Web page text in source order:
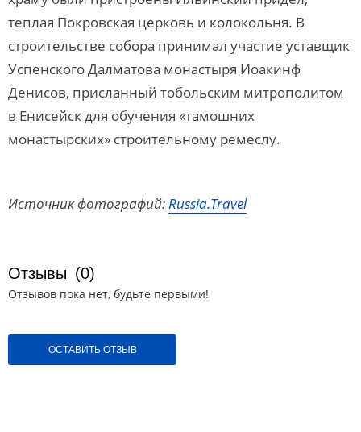
теплая Покровская церковь и колокольня. В
строительстве собора принимал участие уставщик
Успенского Далматова монастыря Иоакинф
Денисов, присланный тобольским митрополитом
в Енисейск для обучения «тамошних
монастырских» строительному ремеслу.
Источник фотографий:Russia.Travel
Отзывы (0)
Отзывов пока нет, будьте первыми!
ОСТАВИТЬ ОТЗЫВ